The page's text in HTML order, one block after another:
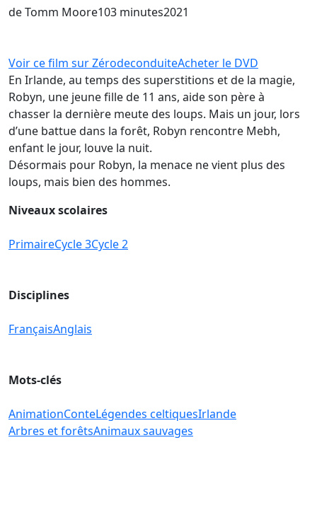
de Tomm Moore103 minutes2021
Voir ce film sur ZérodeconduiteAcheter le DVD
En Irlande, au temps des superstitions et de la magie,
Robyn, une jeune fille de 11 ans, aide son père à
chasser la dernière meute des loups. Mais un jour, lors
d’une battue dans la forêt, Robyn rencontre Mebh,
enfant le jour, louve la nuit.
Désormais pour Robyn, la menace ne vient plus des
loups, mais bien des hommes.
Niveaux scolaires
PrimaireCycle 3Cycle 2
Disciplines
FrançaisAnglais
Mots-clés
AnimationConteLégendes celtiquesIrlande
Arbres et forêtsAnimaux sauvages